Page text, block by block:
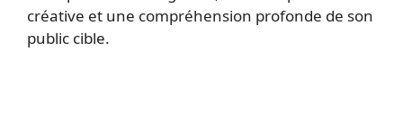
créative et une compréhension profonde de son
public cible.